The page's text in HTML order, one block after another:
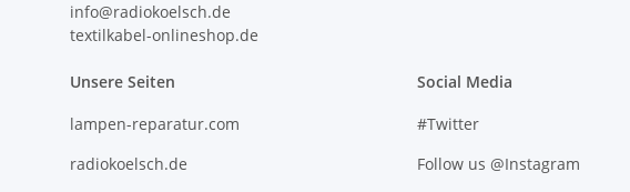
info@radiokoelsch.de
textilkabel-onlineshop.de
Unsere Seiten
lampen-reparatur.com
radiokoelsch.de
Social Media
#Twitter
Follow us @Instagram